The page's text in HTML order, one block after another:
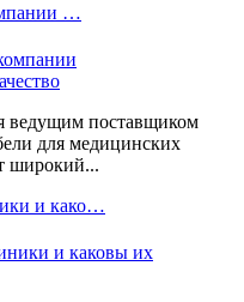
…
ведущим поставщиком
для медицинских
широкий...
и како…